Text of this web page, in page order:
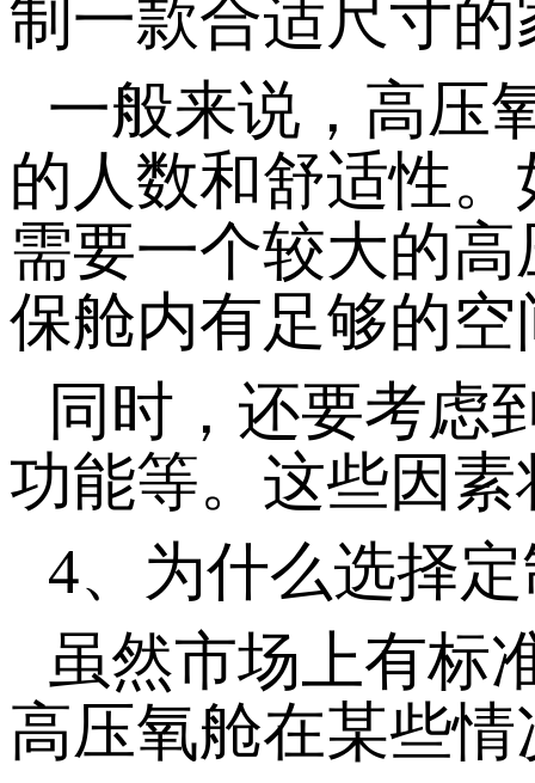
制一款合适尺寸
一般来说，高压
的人数和舒适性
需要一个较大的
保舱内有足够的
同时，还要考虑
功能等。这些因
4、为什么选择
虽然市场上有标
高压氧舱在某些